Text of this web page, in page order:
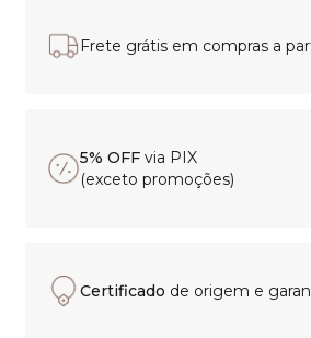
Frete grátis em compras a
5% OFF via PIX
(exceto promoções)
Certificado de origem e